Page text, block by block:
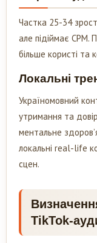
Частка 25-34
але підіймає
більше користі та
Локальні
Україномовний
утримання та
ментальне
локальні real-life
сцен.
TikTok-